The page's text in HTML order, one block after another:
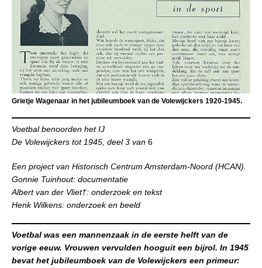
Grietje Wagenaar in het jubileumboek van de Volewijckers 1920-1945.
Voetbal benoorden het IJ
De Volewijckers tot 1945, deel 3 van 6
Een project van Historisch Centrum Amsterdam-Noord (HCAN).
Gonnie Tuinhout: documentatie
Albert van der Vliet†: onderzoek en tekst
Henk Wilkens: onderzoek en beeld
Voetbal was een mannenzaak in de eerste helft van de
vorige eeuw. Vrouwen vervulden hooguit een bijrol. In 1945
bevat het jubileumboek van de Volewijckers een primeur: